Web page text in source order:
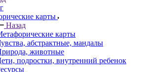
карты
Назад
карты
абстрактные, мандалы
животные
подростки, внутренний ребенок